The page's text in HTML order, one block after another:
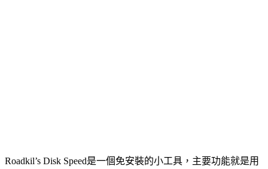
Roadkil’s Disk Speed是一個免安裝的小工具，主要功能就是用